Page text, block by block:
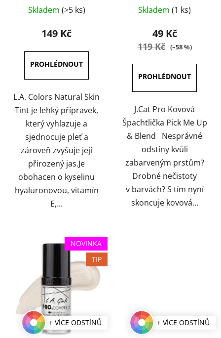
Skladem (>5 ks)
149 Kč
L.A. Colors Natural Skin
Tint je lehký přípravek,
který vyhlazuje a
sjednocuje pleť a
zároveň zvyšuje její
přirozený jas.Je
obohacen o kyselinu
hyaluronovou, vitamín
E,...
hodnocení
produktu
je
5
hvězdiček.
Skladem (1 ks)
49 Kč
119 Kč (–58 %)
J.Cat Pro Kovová
Špachtlička Pick Me Up
& Blend Nesprávné
odstíny kvůli
zabarveným prstům?
Drobné nečistoty
v barvách? S tím nyní
skoncuje kovová...
NOVINKA
TIP
+ VÍCE ODSTÍNŮ + VÍCE ODSTÍNŮ